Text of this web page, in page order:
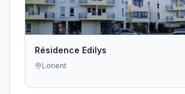
Résidence Edilys
Lorient